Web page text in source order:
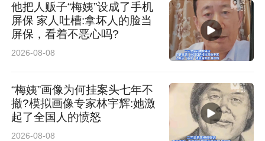
管理和综合执法局、宣传文旅局、西安万达广场
商业管理有限公司高新分公司联合举办。活动依
托商圈人流密集、覆盖面广的优势，有效拓宽宣
实调动了全社会参与垃圾分类的主动性。
他把人贩子“梅姨”设成了手机
屏保 家人吐槽:拿坏人的脸当
屏保，看着不恶心吗?
2026-08-08
“梅姨”画像为何挂案头七年不
撤?模拟画像专家林宇辉:她激
起了全国人的愤怒
2026-08-08